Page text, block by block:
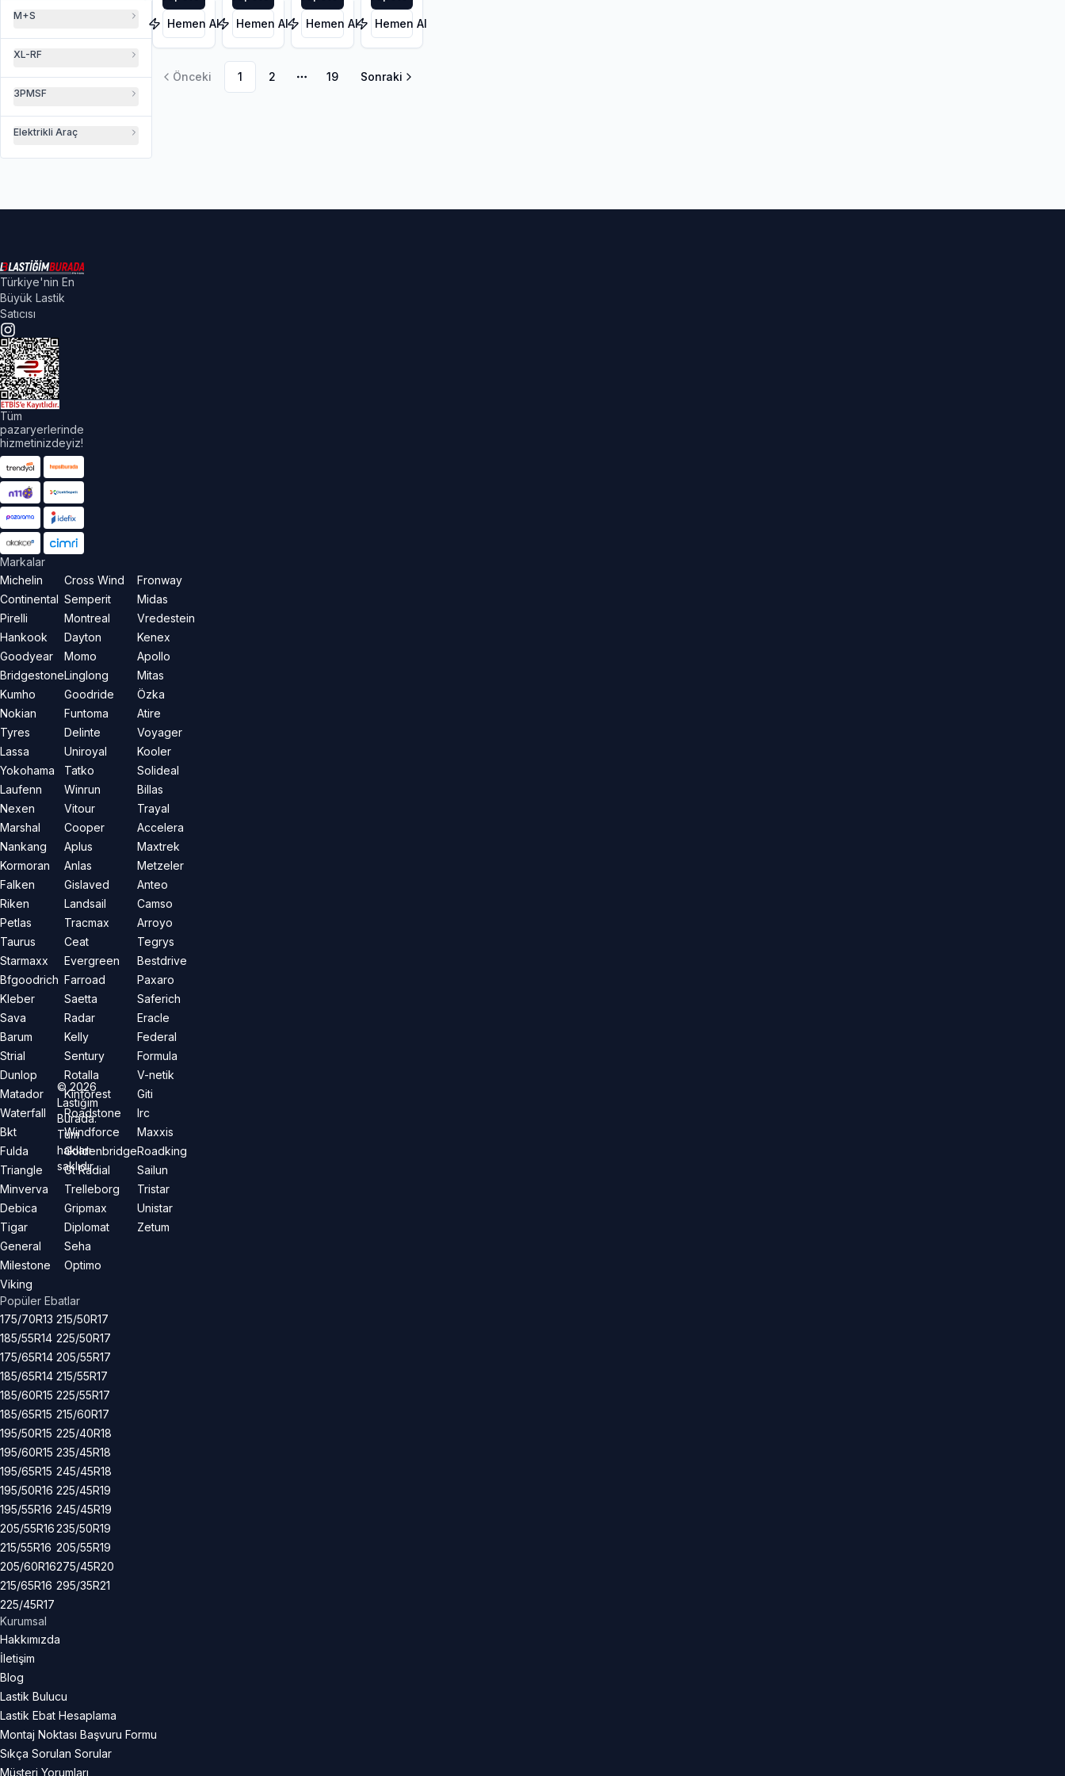
M+S
XL-RF
3PMSF
Elektrikli Araç
Hemen Al Hemen Al Hemen Al Hemen Al
Önceki 1 2
Daha fazla sayfa
19 Sonraki
Türkiye'nin En
Büyük Lastik
Satıcısı
Tüm
pazaryerlerinde
hizmetinizdeyiz!
Markalar
Michelin
Continental
Pirelli
Hankook
Goodyear
Bridgestone
Kumho
Nokian
Tyres
Lassa
Yokohama
Laufenn
Nexen
Marshal
Nankang
Kormoran
Falken
Riken
Petlas
Taurus
Starmaxx
Bfgoodrich
Kleber
Sava
Barum
Strial
Dunlop
Matador
Waterfall
Bkt
Fulda
Triangle
Minverva
Debica
Tigar
General
Milestone
Viking
Cross Wind
Semperit
Montreal
Dayton
Momo
Linglong
Goodride
Funtoma
Delinte
Uniroyal
Tatko
Winrun
Vitour
Cooper
Aplus
Anlas
Gislaved
Landsail
Tracmax
Ceat
Evergreen
Farroad
Saetta
Radar
Kelly
Sentury
Rotalla
Kinforest
Roadstone
Windforce
Goldenbridge
Gt Radial
Trelleborg
Gripmax
Diplomat
Seha
Optimo
Fronway
Midas
Vredestein
Kenex
Apollo
Mitas
Özka
Atire
Voyager
Kooler
Solideal
Billas
Trayal
Accelera
Maxtrek
Metzeler
Anteo
Camso
Arroyo
Tegrys
Bestdrive
Paxaro
Saferich
Eracle
Federal
Formula
V-netik
Giti
Irc
Maxxis
Roadking
Sailun
Tristar
Unistar
Zetum
Popüler Ebatlar
175/70R13
185/55R14
175/65R14
185/65R14
185/60R15
185/65R15
195/50R15
195/60R15
195/65R15
195/50R16
195/55R16
205/55R16
215/55R16
205/60R16
215/65R16
225/45R17
215/50R17
225/50R17
205/55R17
215/55R17
225/55R17
215/60R17
225/40R18
235/45R18
245/45R18
225/45R19
245/45R19
235/50R19
205/55R19
275/45R20
295/35R21
Kurumsal
Hakkımızda
İletişim
Blog
Lastik Bulucu
Lastik Ebat Hesaplama
Montaj Noktası Başvuru Formu
Sıkça Sorulan Sorular
Müşteri Yorumları
©2026
Lastiğim
Burada.
Tüm
hakları
saklıdır.